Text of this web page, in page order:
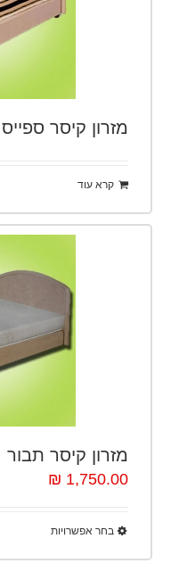
מזרון קיסר ספייס
קרא עוד
מזרון קיסר תבור
1,750.00 ₪
בחר אפשרויות